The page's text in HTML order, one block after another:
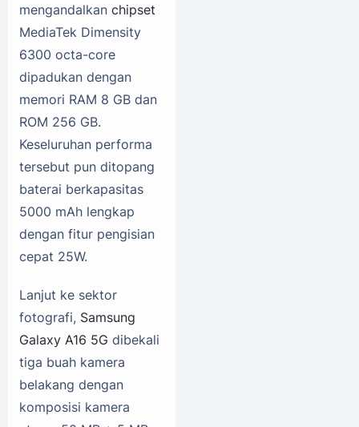
mengandalkan chipset
MediaTek Dimensity
6300 octa-core
dipadukan dengan
memori RAM 8 GB dan
ROM 256 GB.
Keseluruhan performa
tersebut pun ditopang
baterai berkapasitas
5000 mAh lengkap
dengan fitur pengisian
cepat 25W.
Lanjut ke sektor
fotografi, Samsung
Galaxy A16 5G dibekali
tiga buah kamera
belakang dengan
komposisi kamera